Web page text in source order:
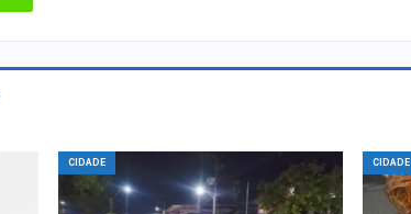
CIDADE CIDADE